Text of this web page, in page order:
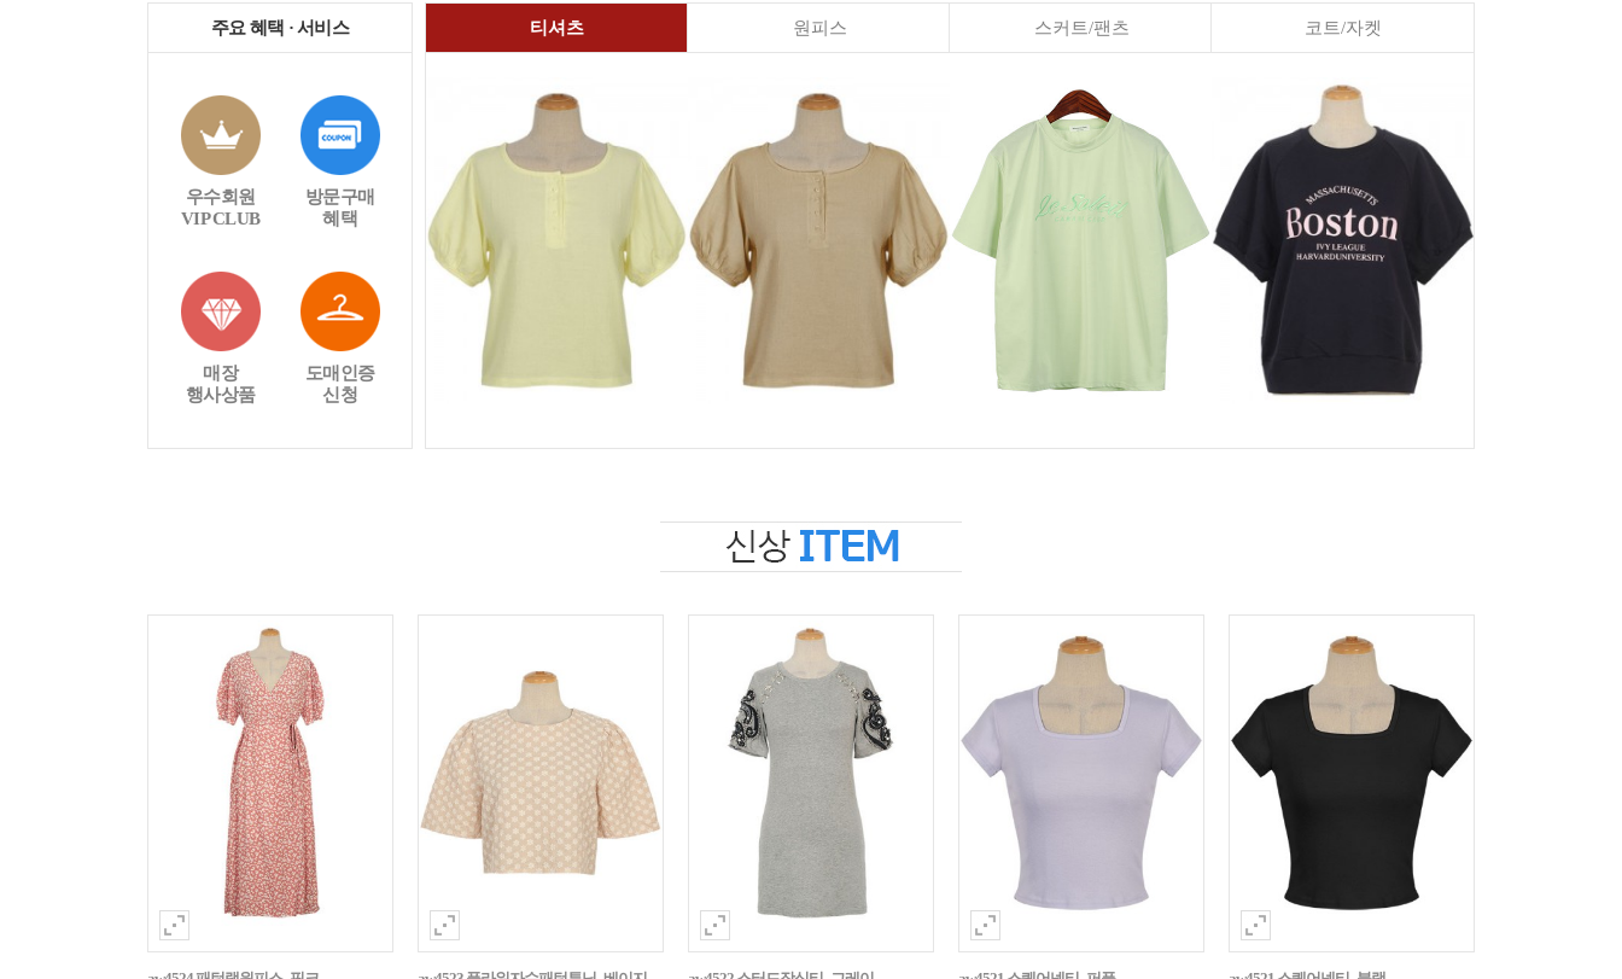
주요 혜택 · 서비스
우수회원
VIP CLUB
방문구매
혜택
매장
행사상품
도매인증
신청
티셔츠 원피스 스커트/팬츠 코트/자켓